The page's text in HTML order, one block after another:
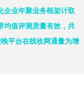
企业年聚业务框架计取
均值评测质量有效，共
平台在线收网通量为增